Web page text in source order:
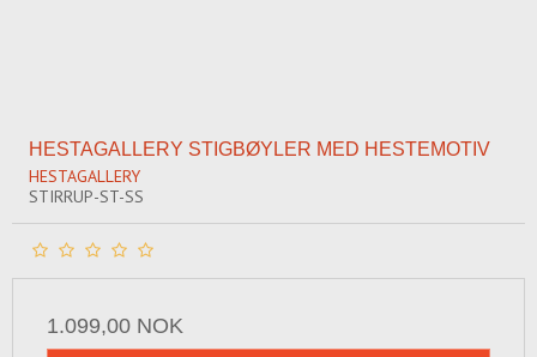
HESTAGALLERY STIGBØYLER MED HESTEMOTIV
HESTAGALLERY
STIRRUP-ST-SS
1.099,00 NOK